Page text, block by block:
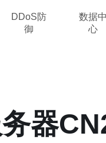
DDoS防
御
数据中
心
器